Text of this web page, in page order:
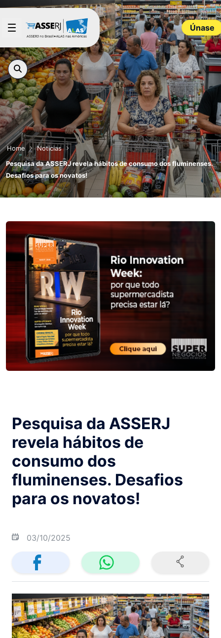
Saltar al contenido principal
Únase
Home
Noticias
Pesquisa da ASSERJ revela hábitos de consumo dos fluminenses.
Desafios para os novatos!
Pesquisa da ASSERJ
revela hábitos de
consumo dos
fluminenses. Desafios
para os novatos!
03/10/2025